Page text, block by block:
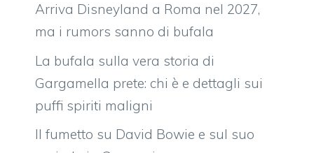
Arriva Disneyland a Roma nel 2027,
ma i rumors sanno di bufala
La bufala sulla vera storia di
Gargamella prete: chi è e dettagli sui
puffi spiriti maligni
Il fumetto su David Bowie e sul suo